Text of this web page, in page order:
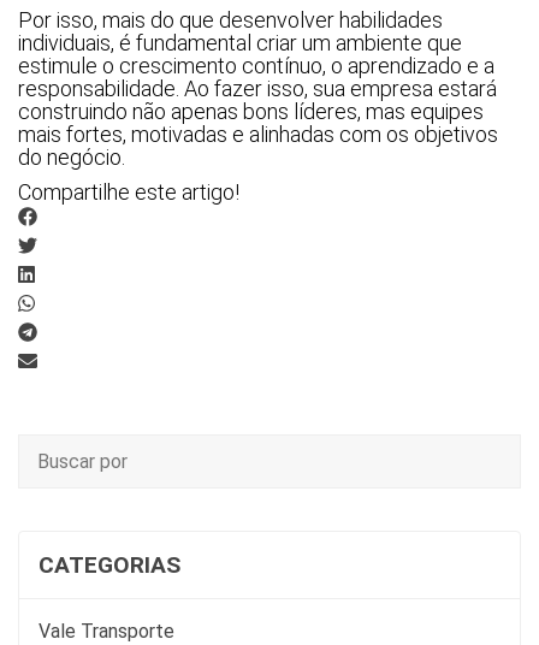
Por isso, mais do que desenvolver habilidades
individuais, é fundamental criar um ambiente que
estimule o crescimento contínuo, o aprendizado e a
responsabilidade. Ao fazer isso, sua empresa estará
construindo não apenas bons líderes, mas equipes
mais fortes, motivadas e alinhadas com os objetivos
do negócio.
Compartilhe este artigo!
CATEGORIAS
Vale Transporte